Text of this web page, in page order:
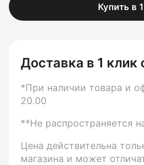
Купить в
Доставка в 1 клик
*При наличии товара и
20.00
**Не распространяется
Цена действительна
магазина и может